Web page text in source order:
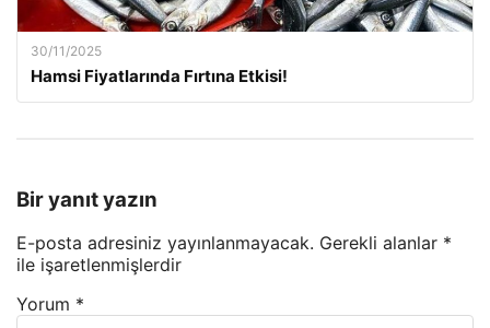
30/11/2025
Hamsi Fiyatlarında Fırtına Etkisi!
Bir yanıt yazın
E-posta adresiniz yayınlanmayacak. Gerekli alanlar *
ile işaretlenmişlerdir
Yorum *